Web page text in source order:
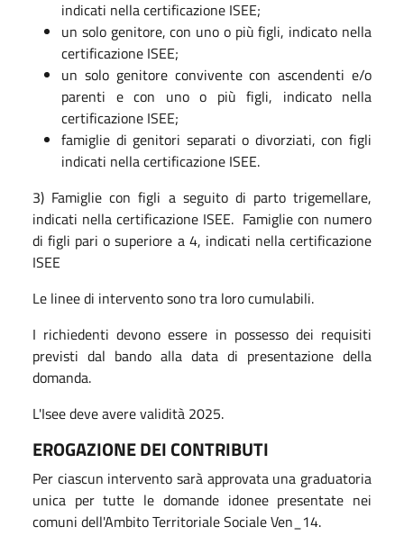
indicati nella certificazione ISEE;
un solo genitore, con uno o più figli, indicato nella
certificazione ISEE;
un solo genitore convivente con ascendenti e/o
parenti e con uno o più figli, indicato nella
certificazione ISEE;
famiglie di genitori separati o divorziati, con figli
indicati nella certificazione ISEE.
3) Famiglie con figli a seguito di parto trigemellare,
indicati nella certificazione ISEE. Famiglie con numero
di figli pari o superiore a 4, indicati nella certificazione
ISEE
Le linee di intervento sono tra loro cumulabili.
I richiedenti devono essere in possesso dei requisiti
previsti dal bando alla data di presentazione della
domanda.
L'Isee deve avere validità 2025.
EROGAZIONE DEI CONTRIBUTI
Per ciascun intervento sarà approvata una graduatoria
unica per tutte le domande idonee presentate nei
comuni dell'Ambito Territoriale Sociale Ven_14.